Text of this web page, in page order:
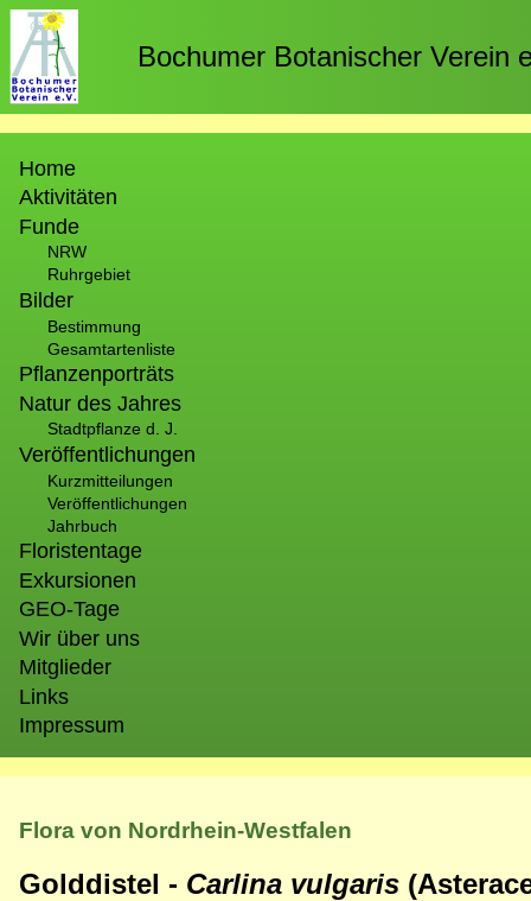
Direkt
zum
Inhalt
Bochumer Botanischer Verein
Home
Aktivitäten
Funde
NRW
Ruhrgebiet
Bilder
Bestimmung
Gesamtartenliste
Pflanzenporträts
Natur des Jahres
Stadtpflanze d. J.
Veröffentlichungen
Kurzmitteilungen
Veröffentlichungen
Jahrbuch
Floristentage
Exkursionen
GEO-Tage
Wir über uns
Mitglieder
Links
Impressum
Flora von Nordrhein-Westfalen
Golddistel - Carlina vulgaris